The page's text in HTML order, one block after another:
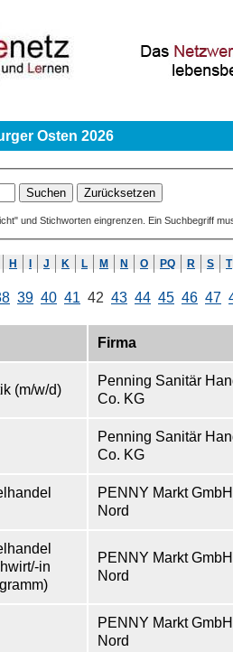
Osten 2026
und Stichworten eingrenzen. Ein Suchbegriff
H J K L M N O PQ R S T
39 40 41 42 43 44 45 46 47
Firma
(m/w/d)
Penning Sanitär
Co. KG
Penning Sanitär
Co. KG
PENNY Markt
Nord
in
PENNY Markt
Nord
PENNY Markt
Nord